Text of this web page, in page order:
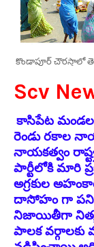
కొండాపూర్ చౌరస్తాలో
Scv
కాసిపేట
రెండు రకాల
నాయకత్వం
పార్టీలోకి మారి
అగ్రకుల
దాసోహం గా
నిజాయితీగా
పాలక వర్గాలకు